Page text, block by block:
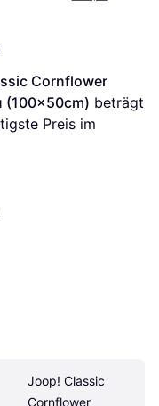
Cornflower
(100x50cm) beträgt
Preis im
Joop! Classic
Cornflower